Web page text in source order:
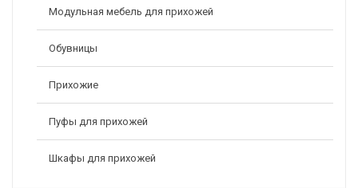
Модульная мебель для прихожей
Обувницы
Прихожие
Пуфы для прихожей
Шкафы для прихожей